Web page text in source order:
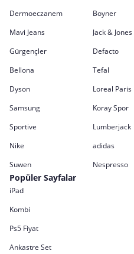
Dermoeczanem
Boyner
Mavi Jeans
Jack & Jones
Gürgençler
Defacto
Bellona
Tefal
Dyson
Loreal Paris
Samsung
Koray Spor
Sportive
Lumberjack
Nike
adidas
Suwen
Nespresso
Popüler Sayfalar
iPad
Kombi
Ps5 Fiyat
Ankastre Set